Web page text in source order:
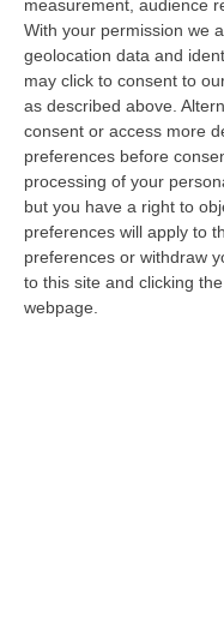
measurement, audience
With your permission we
geolocation data and
may click to consent to
as described above.
consent or access more
preferences before
processing of your
but you have a right to
preferences will apply to
preferences or withdraw
to this site and clicking
webpage.
“CALANNA Fabio Calabrò,
lavoro mentre montava delle
Originario…
07 Agosto, 20:17
San Ferdinando, Giallo Sul
Un Neonato
“SAN FERDINANDO La
San Ferdinando, in provincia
07 Agosto, 19:59